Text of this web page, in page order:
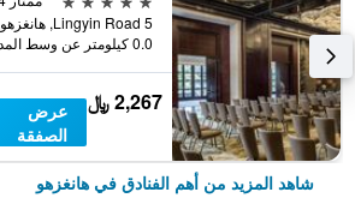
0.0 كيلومتر عن وسط المدينة
2,267 ﷼
عرض
الصفقة
شاهد المزيد من أهم الفنادق في هانغزهو